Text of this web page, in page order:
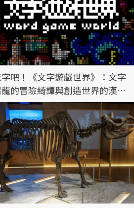
吧！《文字遊戲世界》：文字
的冒險綺譚與創造世界的漢字